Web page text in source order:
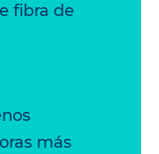
fibra de
más